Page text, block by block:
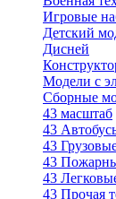
Игровые
Детский
Дисней
Модели с
Сборные
43 масштаб
43
43
43
43
43 Прочая